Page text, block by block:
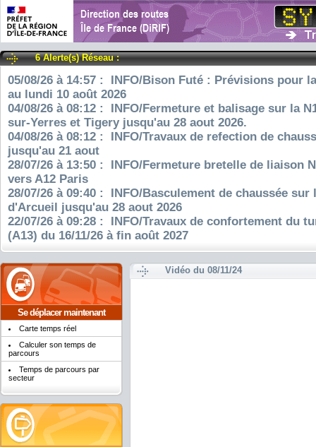
6 Alerte(s) Réseau :
05/08/26 à 14:57 : INFO/Bison Futé : Prévisions pour
au lundi 10 août 2026
04/08/26 à 08:12 : INFO/Fermeture et balisage sur la
sur-Yerres et Tigery jusqu'au 28 aout 2026.
04/08/26 à 08:12 : INFO/Travaux de refection de
jusqu'au 21 aout
28/07/26 à 13:50 : INFO/Fermeture bretelle de liaison
vers A12 Paris
28/07/26 à 09:40 : INFO/Basculement de chaussée sur
d'Arcueil jusqu'au 28 aout 2026
22/07/26 à 09:28 : INFO/Travaux de confortement du
(A13) du 16/11/26 à fin août 2027
Se déplacer maintenant
Carte temps réel
Calculer son temps de
parcours
Temps de parcours par
secteur
Vidéo du 08/11/24